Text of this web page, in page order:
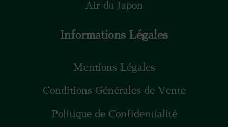
Air du Japon
Informations Légales
Mentions Légales
Conditions Générales de Vente
Politique de Confidentialité